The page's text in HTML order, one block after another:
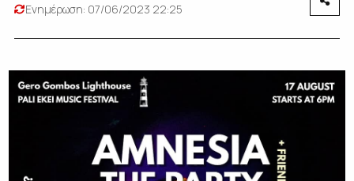
Ενημέρωση: 07/06/2023 22:25